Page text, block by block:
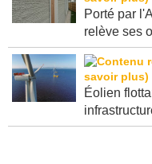
Porté par
Éolien